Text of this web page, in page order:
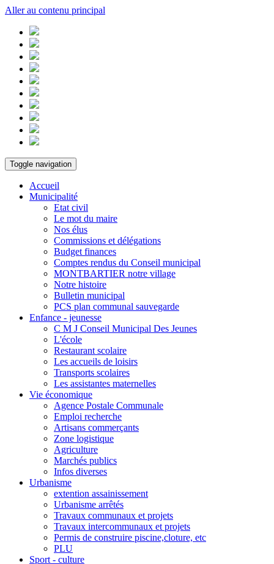
Aller au contenu principal
Toggle navigation
Accueil
Municipalité
Etat civil
Le mot du maire
Nos élus
Commissions et délégations
Budget finances
Comptes rendus du Conseil municipal
MONTBARTIER notre village
Notre histoire
Bulletin municipal
PCS plan communal sauvegarde
Enfance - jeunesse
C M J Conseil Municipal Des Jeunes
L'école
Restaurant scolaire
Les accueils de loisirs
Transports scolaires
Les assistantes maternelles
Vie économique
Agence Postale Communale
Emploi recherche
Artisans commerçants
Zone logistique
Agriculture
Marchés publics
Infos diverses
Urbanisme
extention assainissement
Urbanisme arrêtés
Travaux communaux et projets
Travaux intercommunaux et projets
Permis de construire piscine,cloture, etc
PLU
Sport - culture